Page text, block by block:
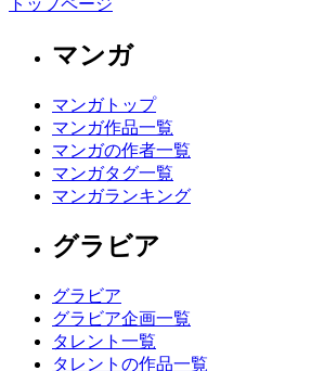
マンガ
マンガトップ
マンガ作品一覧
マンガの作者一覧
マンガタグ一覧
マンガランキング
グラビア
グラビア
グラビア企画一覧
タレント一覧
タレントの作品一覧